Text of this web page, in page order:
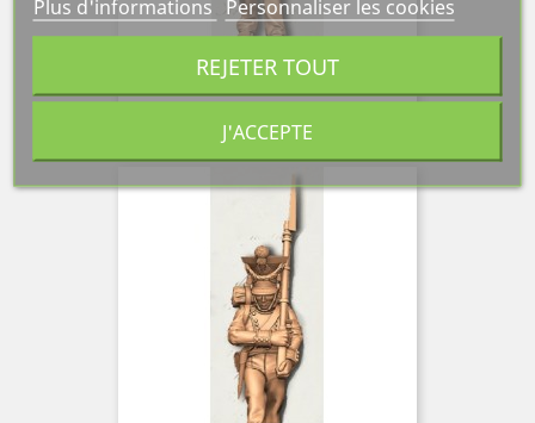
Fusilier N° 09 Duché...
Plus d'informations Personnaliser les cookies
REJETER TOUT
J'ACCEPTE